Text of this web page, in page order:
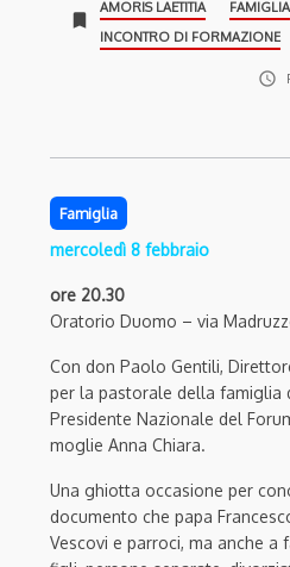
bookmark
AMORIS LAETITIA
FAMIGLIA
INCONTRO DI FORMAZIONE
access_time
Famiglia
mercoledì 8 febbraio
ore 20.30
Oratorio Duomo – via
Con don Paolo Gentili,
per la pastorale della famiglia
Presidente Nazionale del
moglie Anna Chiara.
Una ghiotta occasione per
documento che papa
Vescovi e parroci, ma anche a